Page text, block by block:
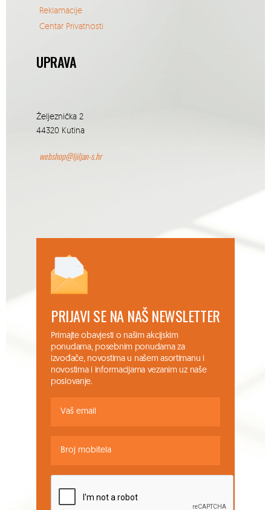
Reklamacije
Centar Privatnosti
UPRAVA
Željeznička 2
44320 Kutina
webshop@ljiljan-s.hr
PRIJAVI SE NA NAŠ NEWSLETTER
Primajte obavjesti o našim akcijskim
ponudama, posebnim ponudama za
izvođače, novostima u našem asortimanu i
novostima i informacijama vezanim uz naše
poslovanje.